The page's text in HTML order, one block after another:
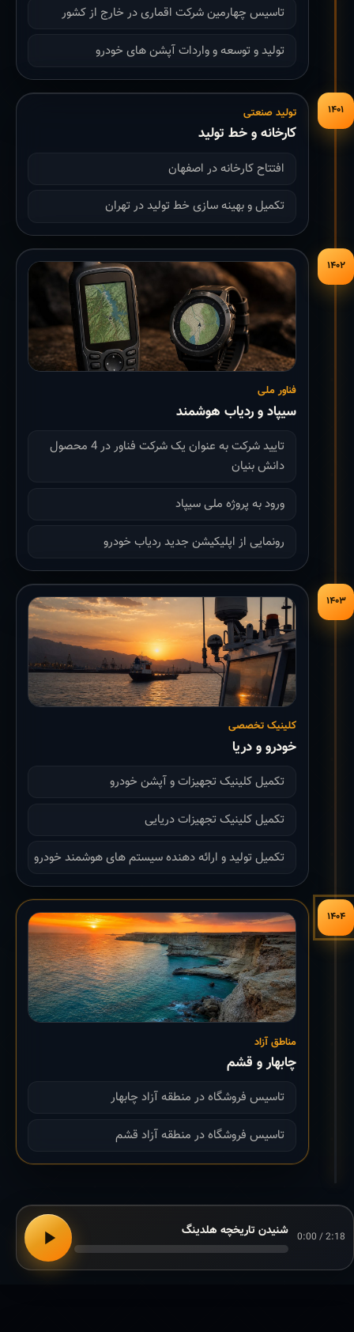
تاسیس چهارمین شرکت اقماری در خارج از کشور
تولید و توسعه و واردات آپشن های خودرو
۱۴۰۱ تولید صنعتی
کارخانه و خط تولید
افتتاح کارخانه در اصفهان
تکمیل و بهینه سازی خط تولید در تهران
۱۴۰۲
فناور ملی
سیپاد و ردیاب هوشمند
تایید شرکت به عنوان یک شرکت فناور در 4 محصول
دانش بنیان
ورود به پروژه ملی سیپاد
رونمایی از اپلیکیشن جدید ردیاب خودرو
۱۴۰۳
کلینیک تخصصی
خودرو و دریا
تکمیل کلینیک تجهیزات و آپشن خودرو
تکمیل کلینیک تجهیزات دریایی
تکمیل تولید و ارائه دهنده سیستم های هوشمند خودرو
۱۴۰۴
مناطق آزاد
چابهار و قشم
تاسیس فروشگاه در منطقه آزاد چابهار
تاسیس فروشگاه در منطقه آزاد قشم
0:00 / 2:18 شنیدن تاریخچه هلدینگ